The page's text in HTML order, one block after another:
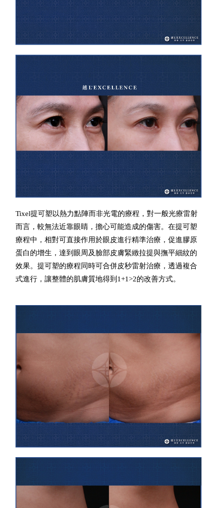
Tixel提可塑以熱力點陣而非光電的療程，對一般光療雷射
而言，較無法近靠眼睛，擔心可能造成的傷害。在提可塑
療程中，相對可直接作用於眼皮進行精準治療，促進膠原
蛋白的增生，達到眼周及臉部皮膚緊緻拉提與撫平細紋的
效果。提可塑的療程同時可合併皮秒雷射治療，透過複合
式進行，讓整體的肌膚質地得到1+1>2的改善方式。